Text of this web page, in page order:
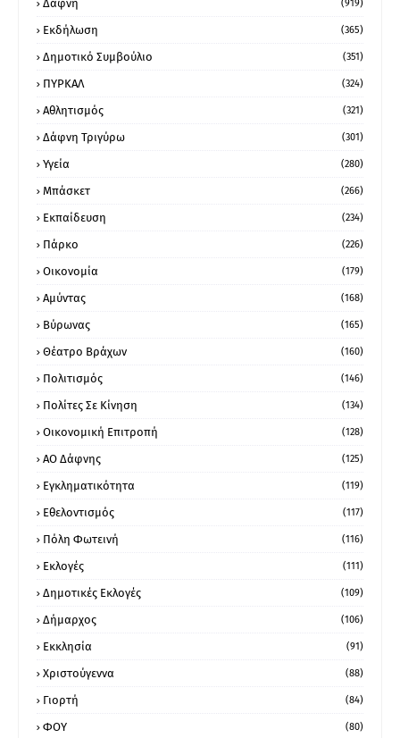
Δάφνη (919)
Εκδήλωση (365)
Δημοτικό Συμβούλιο (351)
ΠΥΡΚΑΛ (324)
Αθλητισμός (321)
Δάφνη Τριγύρω (301)
Υγεία (280)
Μπάσκετ (266)
Εκπαίδευση (234)
Πάρκο (226)
Οικονομία (179)
Αμύντας (168)
Βύρωνας (165)
Θέατρο Βράχων (160)
Πολιτισμός (146)
Πολίτες Σε Κίνηση (134)
Οικονομική Επιτροπή (128)
ΑΟ Δάφνης (125)
Εγκληματικότητα (119)
Εθελοντισμός (117)
Πόλη Φωτεινή (116)
Εκλογές (111)
Δημοτικές Εκλογές (109)
Δήμαρχος (106)
Εκκλησία (91)
Χριστούγεννα (88)
Γιορτή (84)
ΦΟΥ (80)